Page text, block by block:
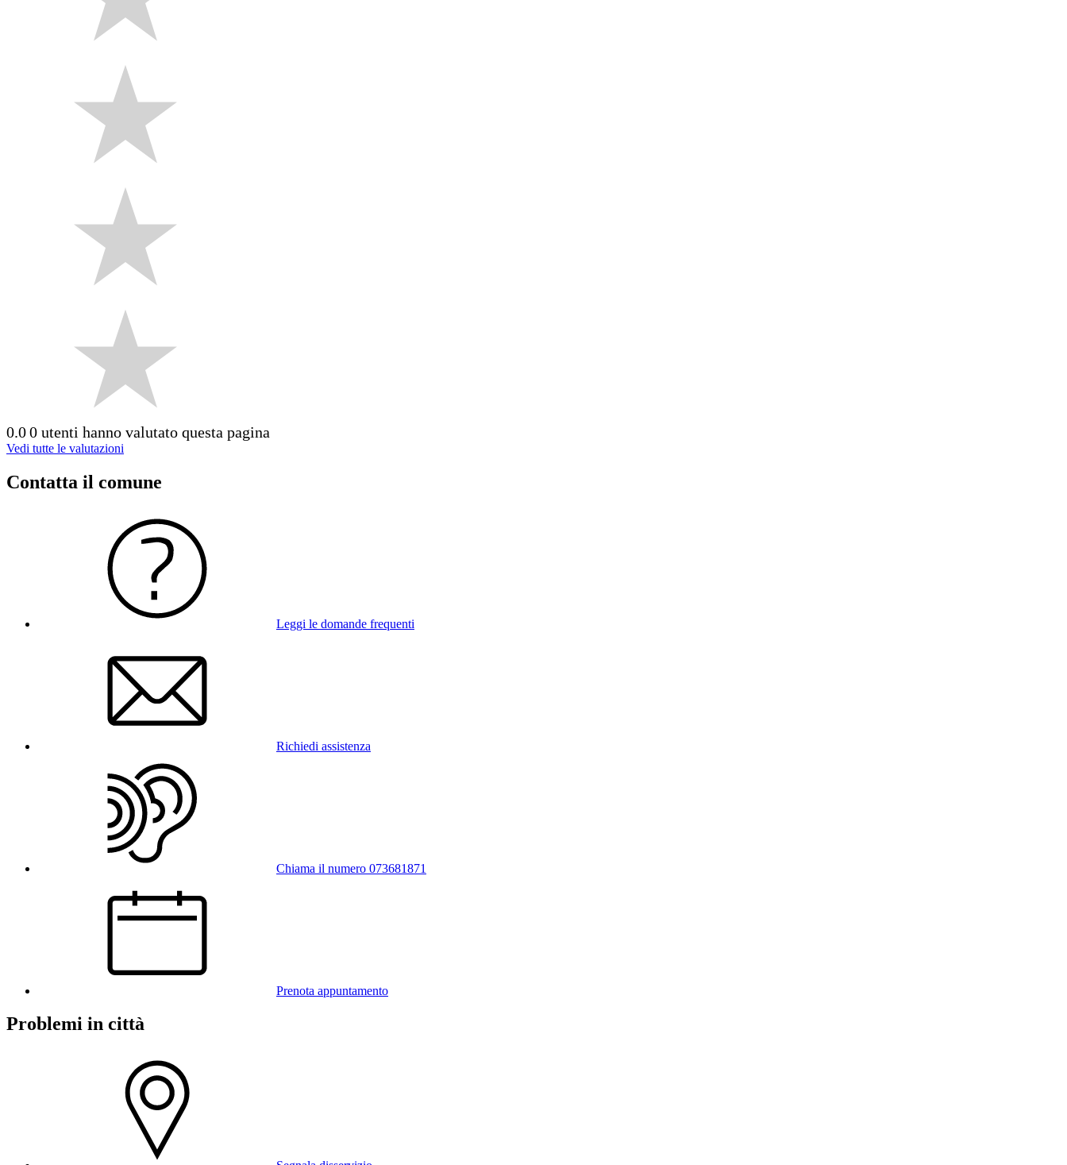
0.00 utenti hanno valutato questa pagina
Vedi tutte le valutazioni
Contatta il comune
Leggi le domande frequenti
Richiedi assistenza
Chiama il numero 073681871
Prenota appuntamento
Problemi in città